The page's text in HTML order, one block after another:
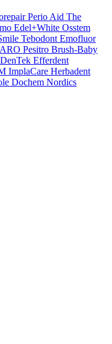
Perio Aid The
Edel+White Osstem
Tebodont Emofluor
Pesitro Brush-Baby
DenTek Efferdent
ImplaCare Herbadent
Dochem Nordics